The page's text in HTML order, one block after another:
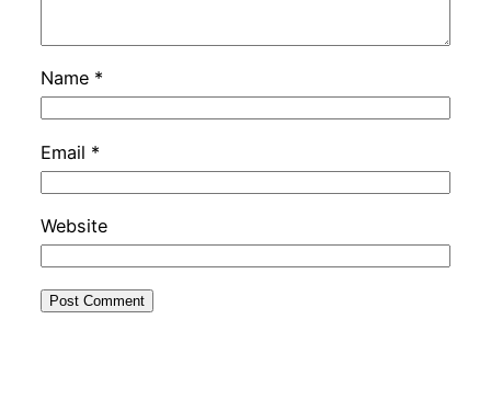
Name *
Email *
Website